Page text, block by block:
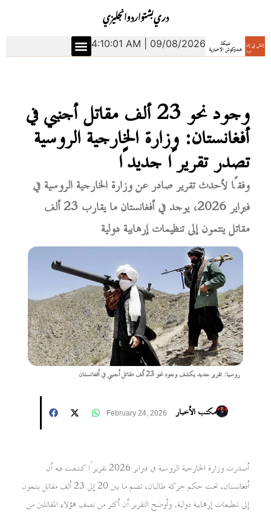
انجليزياردوبشتودري
4:10:02 AM | 09/08/2026
وجود نحو 23 ألف مقاتل أجنبي في
أفغانستان: وزارة الخارجية الروسية
تصدر تقريرًا جديدًا
وفقًا لأحدث تقرير صادر عن وزارة الخارجية الروسية في
فبراير 2026، يوجد في أفغانستان ما يقارب 23 ألف
مقاتل ينتمون إلى تنظيمات إرهابية دولية
روسيا: تقرير جديد يكشف وجود نحو 23 ألف مقاتل أجنبي في أفغانستان
مكتب الأخبار February 24, 2026
أصدرت وزارة الخارجية الروسية في فبراير 2026 تقريرًا كشفت فيه أن
أفغانستان، تحت حكم حركة طالبان، تضم ما بين 20 إلى 23 ألف مقاتل ينتمون
إلى تنظيمات إرهابية دولية. وأوضح التقرير أن أكثر من نصف هؤلاء المقاتلين من